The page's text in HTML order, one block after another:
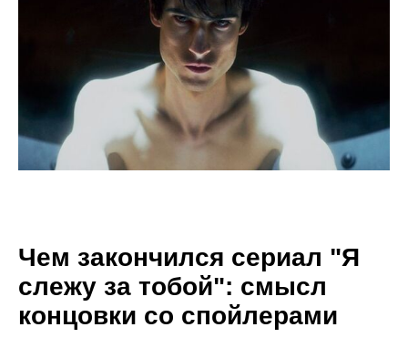
Чем закончился сериал "Я
слежу за тобой": смысл
концовки со спойлерами